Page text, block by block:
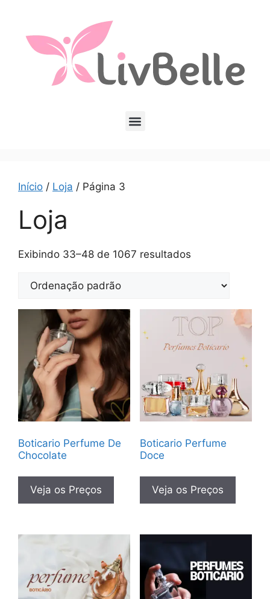
Início / Loja / Página 3
Loja
Exibindo 33–48 de 1067 resultados
Boticario Perfume De
Chocolate
Veja os Preços
Boticario Perfume
Doce
Veja os Preços